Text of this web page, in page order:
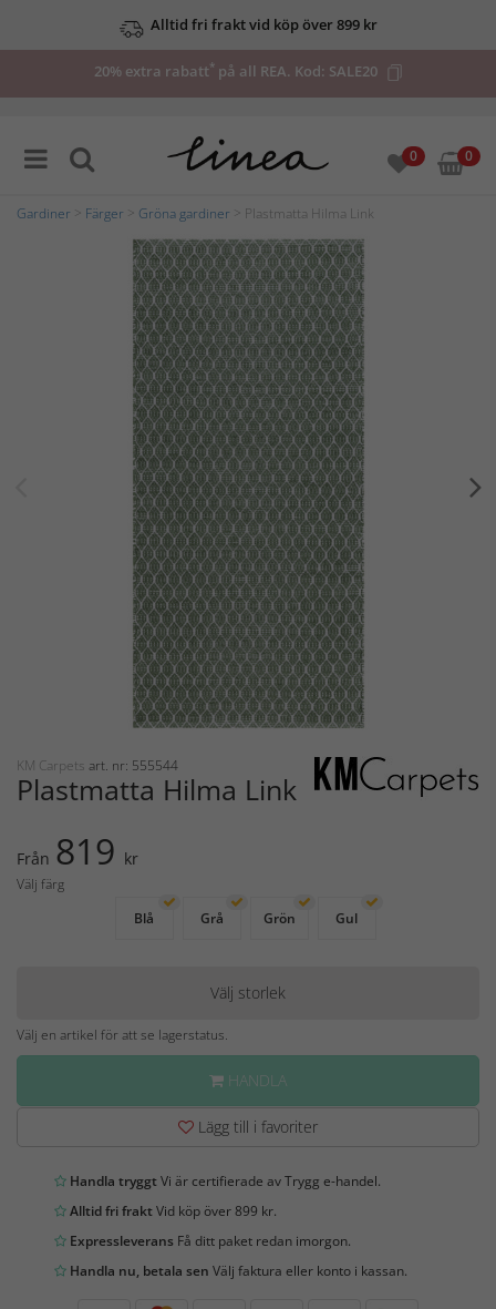
Alltid fri frakt vid köp över 899 kr
20% extra rabatt*på all REA. Kod: SALE20
0 0
Gardiner Färger Gröna gardiner > Plastmatta Hilma Link
KM Carpets art. nr: 555544
Plastmatta Hilma Link
Från 819 kr
Välj färg
Blå
Grå Grön Gul
Välj storlek
Välj en artikel för att se lagerstatus.
HANDLA
Lägg till i favoriter
Handla tryggtVi är certifierade av Trygg e-handel.
Alltid fri fraktVid köp över 899 kr.
Expressleverans Få ditt paket redan imorgon.
Handla nu, betala sen Välj faktura eller konto i kassan.